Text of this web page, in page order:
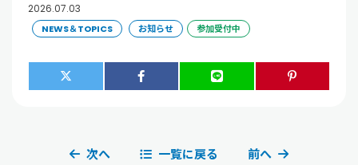
2026.07.03
NEWS＆TOPICS お知らせ 参加受付中
次へ 一覧に戻る 前へ